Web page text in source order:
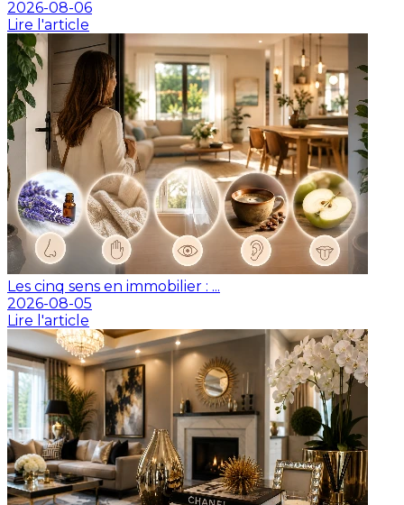
2026-08-06
Lire l'article
Les cinq sens en immobilier : ...
2026-08-05
Lire l'article